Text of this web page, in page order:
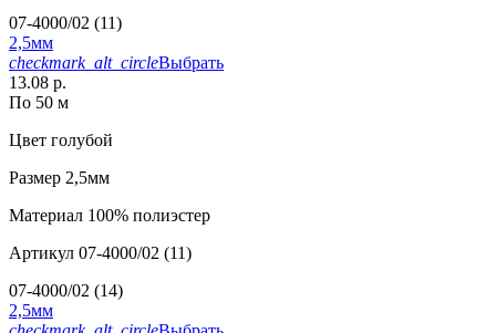
07-4000/02 (11)
2,5мм
checkmark_alt_circleВыбрать
13.08 р.
По 50 м
Цвет голубой
Размер 2,5мм
Материал 100% полиэстер
Артикул 07-4000/02 (11)
07-4000/02 (14)
2,5мм